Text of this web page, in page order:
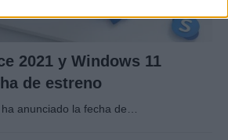
2021 y Windows 11
de estreno
anunciado la fecha de…